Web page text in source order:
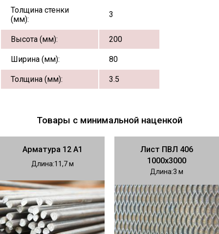
Толщина стенки
(мм):
3
Высота (мм): 200
Ширина (мм): 80
Толщина (мм): 3.5
Товары с минимальной наценкой
Арматура 12 А1
Длина 11,7
Лист ПВЛ 406
1000х3000
Длина 3